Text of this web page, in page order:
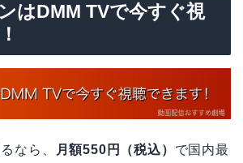
はDMM TVで今すぐ視
なら、 月額550円（税込） で国内最